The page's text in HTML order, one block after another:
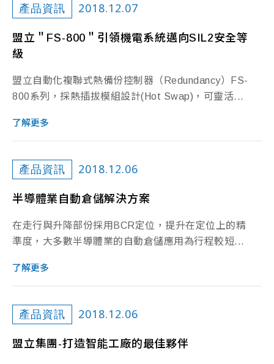
產品資訊 2018.12.07
盟立＂FS-800＂引領機電系統邁向SIL2安全等
級
盟立自動化複聯式熱備份控制器（Redundancy）FS-
800系列，採熱插拔模組設計(Hot Swap)，可靈活...
了解更多
產品資訊 2018.12.06
半導體業自動倉儲解決方案
在走行與升降部份採用BCR定位，提升在定位上的精
準度，大多數半導體業的自動倉儲應用為行程較短...
了解更多
產品資訊 2018.12.06
盟立集團-打造智能工廠的最佳夥伴